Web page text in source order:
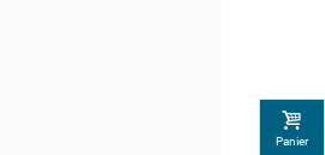
Panier